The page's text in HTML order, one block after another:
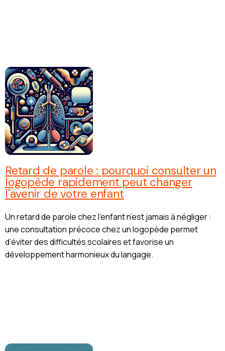
Retard de parole : pourquoi consulter un
logopède rapidement peut changer
l'avenir de votre enfant
Un retard de parole chez l’enfant n’est jamais à négliger :
une consultation précoce chez un logopède permet
d’éviter des difficultés scolaires et favorise un
développement harmonieux du langage.